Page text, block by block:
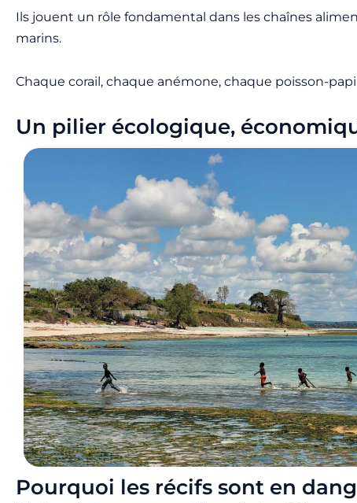
Ils jouent un rôle fondamental dans les chaînes
marins.
Chaque corail, chaque anémone, chaque poisson-
Un pilier écologique,
Pourquoi les récifs sont en